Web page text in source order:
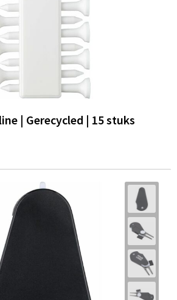
| Gerecycled | 15 stuks